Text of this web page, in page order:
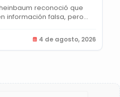
reconoció que
información falsa, pero...
4 de agosto, 2026